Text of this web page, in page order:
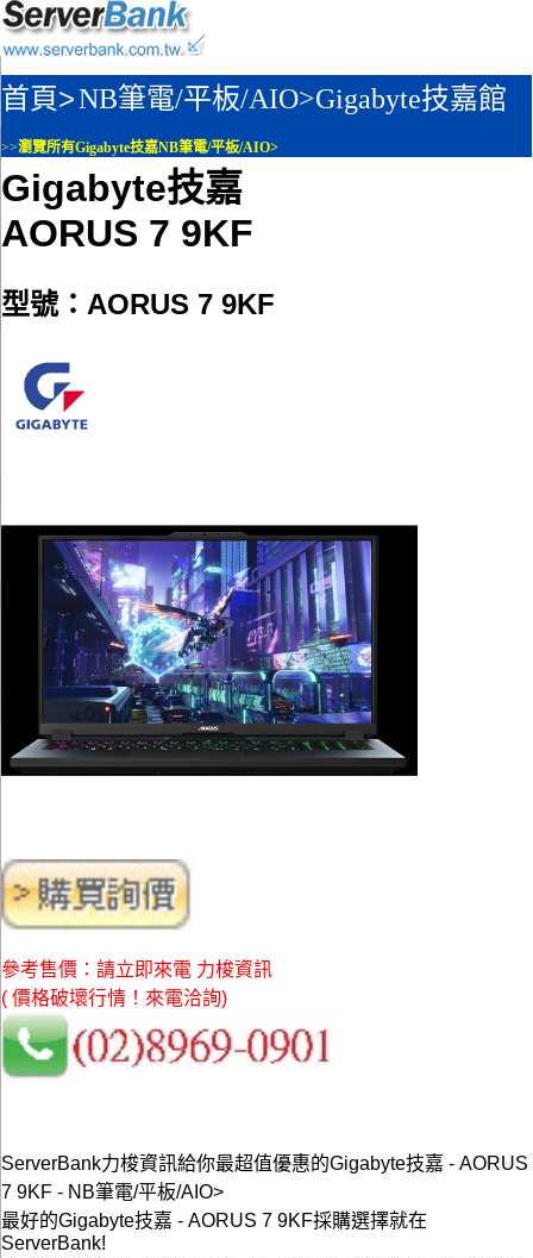
首頁>NB筆電/平板/AIO>Gigabyte技嘉館
>>瀏覽所有Gigabyte技嘉NB筆電/平板/AIO>
Gigabyte技嘉
AORUS 7 9KF
型號：AORUS 7 9KF
參考售價：請立即來電 力梭資訊
( 價格破壞行情！來電洽詢)
ServerBank力梭資訊給你最超值優惠的Gigabyte技嘉 - AORUS
7 9KF - NB筆電/平板/AIO>
最好的Gigabyte技嘉 - AORUS 7 9KF採購選擇就在
ServerBank!